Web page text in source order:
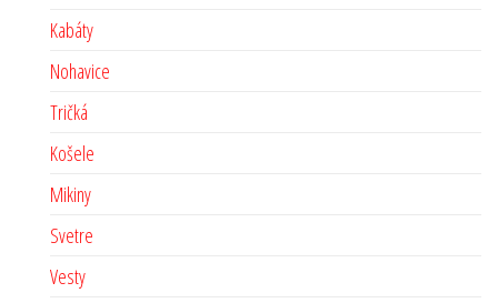
Kabáty
Nohavice
Tričká
Košele
Mikiny
Svetre
Vesty